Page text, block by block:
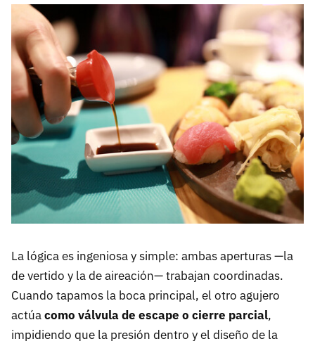
La lógica es ingeniosa y simple: ambas aperturas —la
de vertido y la de aireación— trabajan coordinadas.
Cuando tapamos la boca principal, el otro agujero
actúacomo válvula de escape o cierre parcial,
impidiendo que la presión dentro y el diseño de la